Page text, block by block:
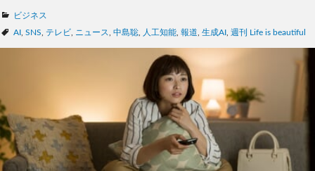
カ
テ
ビジネス
タ
AI SNS テレビ ニュース 中島聡 人工知能 報道 生成AI 週刊 Life is beautiful